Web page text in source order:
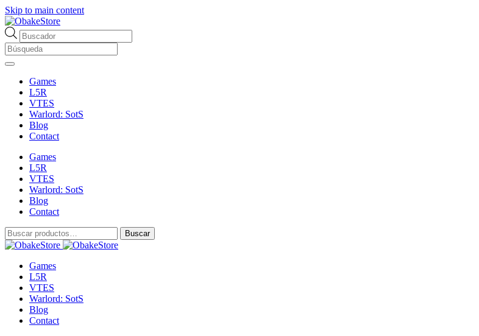
Skip to main content
Búsqueda
de
productos
Games
L5R
VTES
Warlord: SotS
Blog
Contact
Games
L5R
VTES
Warlord: SotS
Blog
Contact
Buscar
por:
Buscar
Games
L5R
VTES
Warlord: SotS
Blog
Contact